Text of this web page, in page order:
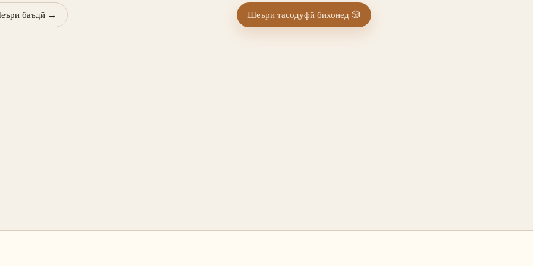
баъдӣ → Шеъри тасодуфӣ бихонед 🎲